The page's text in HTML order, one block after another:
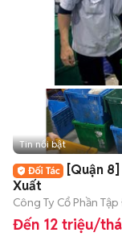
Tin nổi bật
[Quận
Xuất
Công Ty Cổ Phần
Đến 12 triệu/